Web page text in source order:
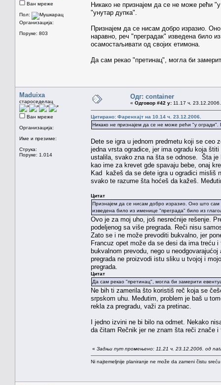
Ван мреже
Пол:
Организација:
Поруке: 803
Никако не признајем да се не може рећи
"унутар дупка".
Признајем да се нисам добро изразио.
наравно, реч "преградак" изведена било
осамостаљивати од својих етимона.
Да сам рекао "претинац", могла би
Maduixa
староседелац
Ван мреже
Организација:
Име и презиме:
Струка:
Поруке: 1.014
Одг: container
« Одговор #42 у: 11.17 ч.
Цитирано: Фаренхајт на 10.14 ч. 23.12.2006.
Никако не признајем да се не може рећи "у огради".
Dete se igra u jednom predmetu koji se ceo
jedna vrsta ogradice, jer ima ogradu koja
ustalila, svako zna na šta se odnose. Šta je
kao ime za krevet gde spavaju bebe, onaj
Kad kažeš da se dete igra u ogradici misliš
svako te razume šta hoćeš da kažeš.
Цитат
Признајем да се нисам добро изразио. Оно што сам
изведена било из именице "преграда" било из
Ovo je za moj uho, još nesrećnije rešenje.
podeljenog sa više pregrada. Reči nisu
Zato se i ne može prevoditi bukvalno, jer
Francuz opet može da se desi da ima treću
bukvalnom prevodu, nego u
pregrada ne proizvodi istu sliku u tvojoj i
pregrada.
Цитат
Да сам рекао "претинац", могла би замерити
Ne bih ti zamerila što koristiš reč koja se
srpskom uhu. Međutim, problem je baš u
rekla za pregradu, važi za pretinac.
I jedno izvini ne bi bilo na odmet. Nekako
da čitam Rečnik jer ne znam šta reči znače
« Задњи пут промењено: 11.21 ч. 23.12.2006. од
Ni najtemeljnije planiranje ne može da zameni čistu